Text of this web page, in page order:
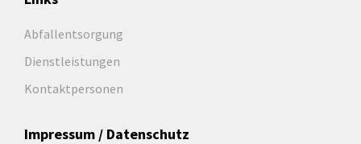
Abfallentsorgung
Dienstleistungen
Kontaktpersonen
Impressum / Datenschutz